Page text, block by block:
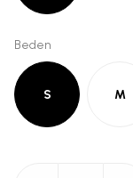
Beden
S M